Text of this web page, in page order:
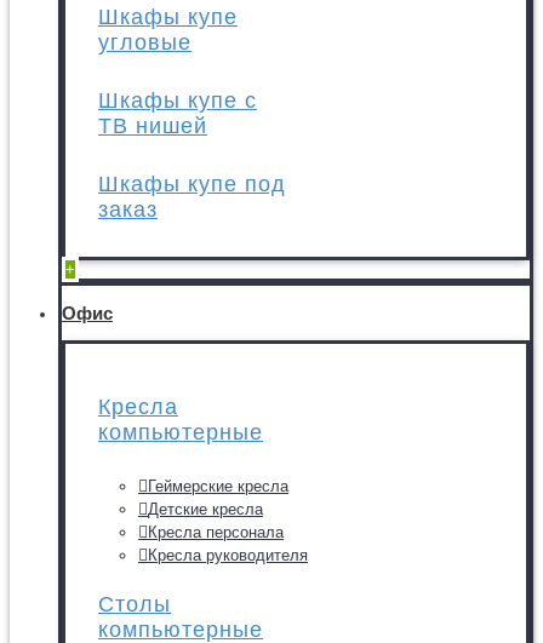
Шкафы купе
угловые
Шкафы купе с
ТВ нишей
Шкафы купе под
заказ
+
Офис
Кресла
компьютерные
Геймерские кресла
Детские кресла
Кресла персонала
Кресла руководителя
Столы
компьютерные